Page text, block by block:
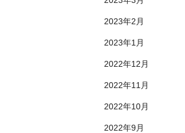
2023年2月
2023年1月
2022年12月
2022年11月
2022年10月
2022年9月